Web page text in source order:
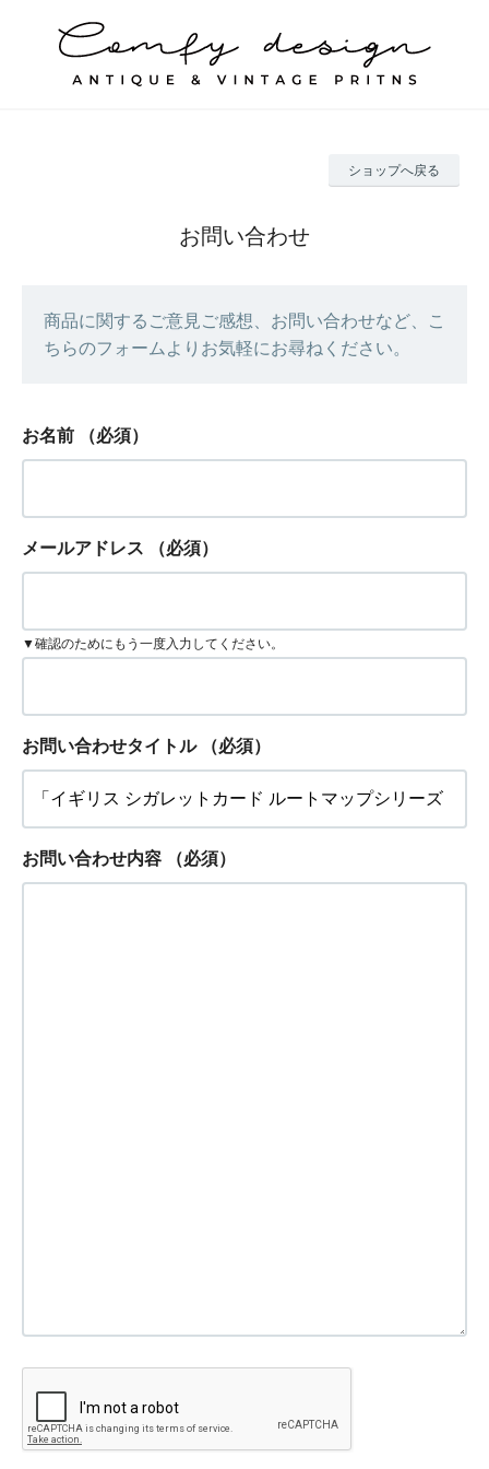
ショップへ戻る
お問い合わせ
商品に関するご意見ご感想、お問い合わせなど、こ
ちらのフォームよりお気軽にお尋ねください。
お名前 （必須）
メールアドレス （必須）
▼確認のためにもう一度入力してください。
お問い合わせタイトル （必須）
お問い合わせ内容 （必須）